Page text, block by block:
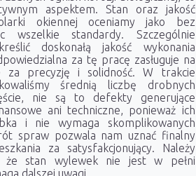
aspektem. Stan oraz jakość
okiennej oceniamy jako bez
wszelkie standardy. Szczególnie
doskonałą jakość wykonania
za tę pracę zasługuje na
za precyzję i solidność. W trakcie
średnią liczbę drobnych
nie są to defekty generujące
ani techniczne, ponieważ ich
i nie wymaga skomplikowanych
spraw pozwala nam uznać finalny
za satysfakcjonujący. Należy
że stan wylewek nie jest w pełni
dalszej uwagi.